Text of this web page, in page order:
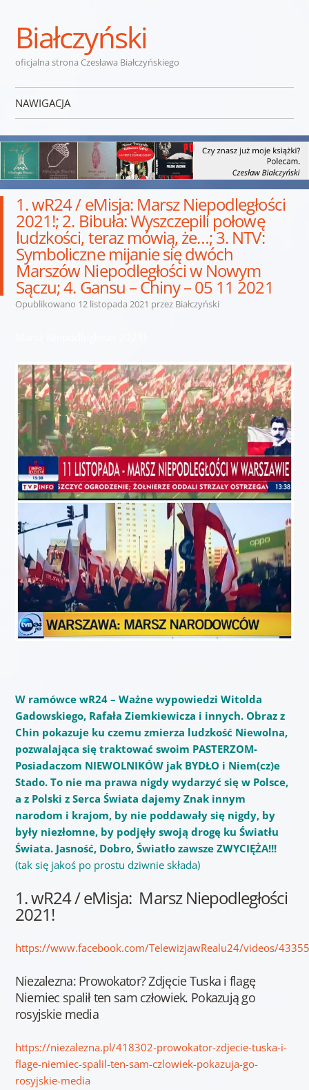
Białczyński
oficjalna strona Czesława Białczyńskiego
NAWIGACJA
1. wR24 / eMisja: Marsz Niepodległości
2021!; 2. Bibuła: Wyszczepili połowę
ludzkości, teraz mówią, że…; 3. NTV:
Symboliczne mijanie się dwóch
Marszów Niepodległości w Nowym
Sączu; 4. Gansu – Chiny – 05 11 2021
Opublikowano 12 listopada 2021 przez Białczyński
W ramówce wR24 – Ważne wypowiedzi Witolda
Gadowskiego, Rafała Ziemkiewicza i innych. Obraz z
Chin pokazuje ku czemu zmierza ludzkość Niewolna,
pozwalająca się traktować swoim PASTERZOM-
Posiadaczom NIEWOLNIKÓW jak BYDŁO i Niem(cz)e
Stado. To nie ma prawa nigdy wydarzyć się w Polsce,
a z Polski z Serca Świata dajemy Znak innym
narodom i krajom, by nie poddawały się nigdy, by
były niezłomne, by podjęły swoją drogę ku Światłu
Świata. Jasność, Dobro, Światło zawsze ZWYCIĘŻA!!!
(tak się jakoś po prostu dziwnie składa)
1. wR24 / eMisja: Marsz Niepodległości
2021!
https://www.facebook.com/TelewizjawRealu24/videos/
Niezalezna: Prowokator? Zdjęcie Tuska i flagę
Niemiec spalił ten sam człowiek. Pokazują go
rosyjskie media
https://niezalezna.pl/418302-prowokator-zdjecie-tuska-i-
flage-niemiec-spalil-ten-sam-czlowiek-pokazuja-go-
rosyjskie-media